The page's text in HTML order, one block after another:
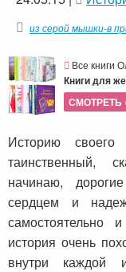
из серой мышки-в
Все книги
Книги для
СМОТРЕТЬ
Историю своего
таинственный,
начинаю,
сердцем и
история очень
внутри каждой